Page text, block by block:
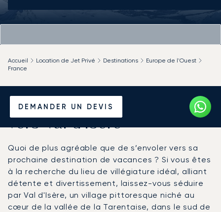
DEMANDER UN DEVIS
Accueil Location de Jet Privé Destinations
Europe de l'Ouest
France
Louer un Jet Privé depuis et
vers Val d'Isère
Quoi de plus agréable que de s’envoler vers sa
prochaine destination de vacances ? Si vous êtes
à la recherche du lieu de villégiature idéal, alliant
détente et divertissement, laissez-vous séduire
par Val d'Isère, un village pittoresque niché au
cœur de la vallée de la Tarentaise, dans le sud de